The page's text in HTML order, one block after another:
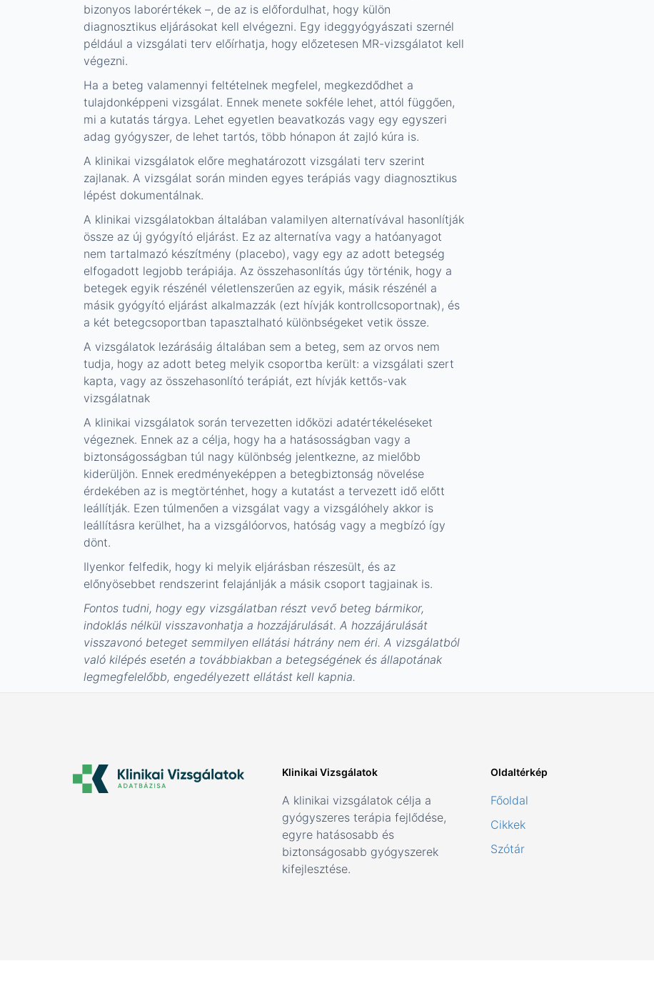
bizonyos laborértékek –, de az is előfordulhat, hogy külön
diagnosztikus eljárásokat kell elvégezni. Egy ideggyógyászati szernél
például a vizsgálati terv előírhatja, hogy előzetesen MR-vizsgálatot kell
végezni.
Ha a beteg valamennyi feltételnek megfelel, megkezdődhet a
tulajdonképpeni vizsgálat. Ennek menete sokféle lehet, attól függően,
mi a kutatás tárgya. Lehet egyetlen beavatkozás vagy egy egyszeri
adag gyógyszer, de lehet tartós, több hónapon át zajló kúra is.
A klinikai vizsgálatok előre meghatározott vizsgálati terv szerint
zajlanak. A vizsgálat során minden egyes terápiás vagy diagnosztikus
lépést dokumentálnak.
A klinikai vizsgálatokban általában valamilyen alternatívával hasonlítják
össze az új gyógyító eljárást. Ez az alternatíva vagy a hatóanyagot
nem tartalmazó készítmény (placebo), vagy egy az adott betegség
elfogadott legjobb terápiája. Az összehasonlítás úgy történik, hogy a
betegek egyik részénél véletlenszerűen az egyik, másik részénél a
másik gyógyító eljárást alkalmazzák (ezt hívják kontrollcsoportnak), és
a két betegcsoportban tapasztalható különbségeket vetik össze.
A vizsgálatok lezárásáig általában sem a beteg, sem az orvos nem
tudja, hogy az adott beteg melyik csoportba került: a vizsgálati szert
kapta, vagy az összehasonlító terápiát, ezt hívják kettős-vak
vizsgálatnak
A klinikai vizsgálatok során tervezetten időközi adatértékeléseket
végeznek. Ennek az a célja, hogy ha a hatásosságban vagy a
biztonságosságban túl nagy különbség jelentkezne, az mielőbb
kiderüljön. Ennek eredményeképpen a betegbiztonság növelése
érdekében az is megtörténhet, hogy a kutatást a tervezett idő előtt
leállítják. Ezen túlmenően a vizsgálat vagy a vizsgálóhely akkor is
leállításra kerülhet, ha a vizsgálóorvos, hatóság vagy a megbízó így
dönt.
Ilyenkor felfedik, hogy ki melyik eljárásban részesült, és az
előnyösebbet rendszerint felajánlják a másik csoport tagjainak is.
Fontos tudni, hogy egy vizsgálatban részt vevő beteg bármikor,
indoklás nélkül visszavonhatja a hozzájárulását. A hozzájárulását
visszavonó beteget semmilyen ellátási hátrány nem éri. A vizsgálatból
való kilépés esetén a továbbiakban a betegségének és állapotának
legmegfelelőbb, engedélyezett ellátást kell kapnia.
Klinikai Vizsgálatok
A klinikai vizsgálatok célja a
gyógyszeres terápia fejlődése,
egyre hatásosabb és
biztonságosabb gyógyszerek
kifejlesztése.
Oldaltérkép
Főoldal
Cikkek
Szótár